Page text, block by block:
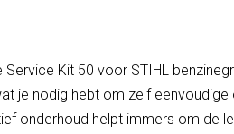
Service Kit 50 voor STIHL
je nodig hebt om zelf
onderhoud helpt immers om de